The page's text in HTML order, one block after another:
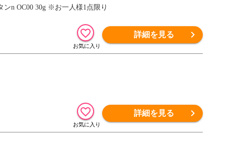
ンn OC00 30g ※お一人様1点限り
詳細を見る
詳細を見る